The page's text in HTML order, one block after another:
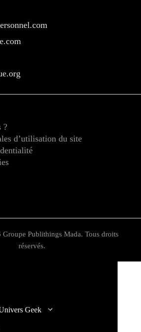
?
d’utilisation du site
Publithings Mada. Tous droits
réservés.
Geek